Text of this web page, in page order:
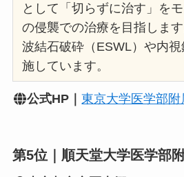
として「切らずに治す」を
の侵襲での治療を目指しま
波結石破砕（ESWL）や内
施しています。
公式HP｜東京大学医学部附
第5位｜順天堂大学医学部